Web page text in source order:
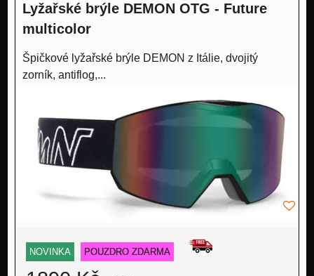
Lyžařské brýle DEMON OTG - Future
multicolor
Špičkové lyžařské brýle DEMON z Itálie, dvojitý
zorník, antiflog,...
NOVINKA POUZDRO ZDARMA